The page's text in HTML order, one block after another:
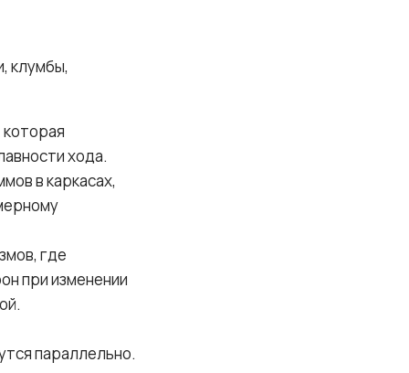
клумбы,
хода.
в каркасах,
где
при изменении
параллельно.